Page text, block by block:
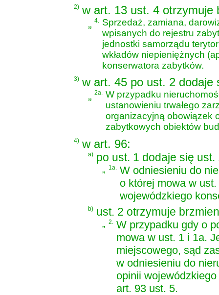
2) w art. 13 ust. 4 otrzymuje
„4.
Sprzedaż, zamiana,
wpisanych do rejestru
jednostki samorządu
wkładów niepieniężnych
konserwatora zabytków.
3) w art. 45 po ust. 2 dodaje
„2a. W przypadku
ustanowieniu trwałego
organizacyjną obowiązek
zabytkowych obiektów
4) w art. 96:
a) po ust. 1 dodaje się
„ 1a.
W odniesieniu do
o której mowa w
wojewódzkiego
b) ust. 2 otrzymuje
„ 2.
W przypadku gdy o
mowa w ust. 1 i 1a.
miejscowego, sąd
w odniesieniu do
opinii
art. 93 ust. 5.